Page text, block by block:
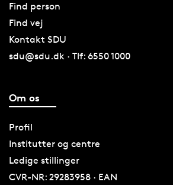
Find person
Find vej
Kontakt SDU
sdu@sdu.dk · Tlf: 6550 1000
Om os
Profil
Institutter og centre
Ledige stillinger
CVR-NR: 29283958 · EAN